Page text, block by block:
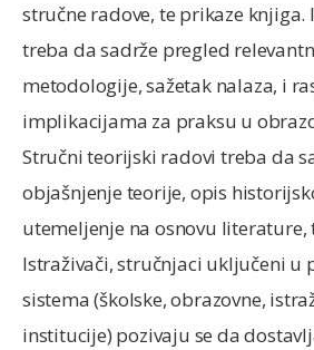
stručne radove, te prikaze knjiga.
treba da sadrže pregled
metodologije, sažetak nalaza, i
implikacijama za praksu u
Stručni teorijski radovi treba da
objašnjenje teorije, opis
utemeljenje na osnovu literature,
Istraživači, stručnjaci uključeni u
sistema (školske, obrazovne,
institucije) pozivaju se da